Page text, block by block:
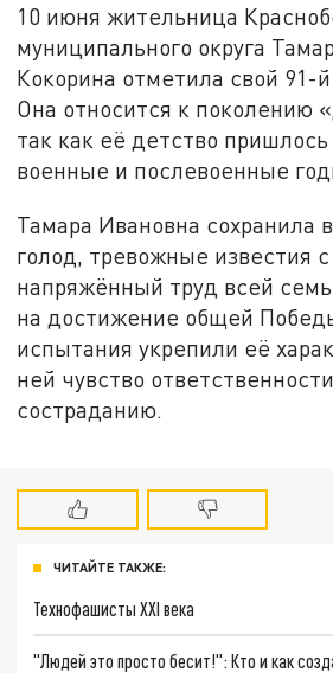
10 июня жительница
муниципального округа
Кокорина отметила свой 91-
Она относится к поколению
так как её детство
военные и послевоенные
Тамара Ивановна сохранила
голод, тревожные известия
напряжённый труд всей
на достижение общей
испытания укрепили её
ней чувство
состраданию.
ЧИТАЙТЕ ТАКЖЕ:
Технофашисты XXI века
"Людей это просто бесит!": Кто и как